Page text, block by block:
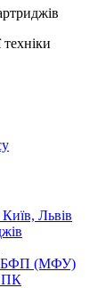
Львів
БФП (МФУ)
ПК